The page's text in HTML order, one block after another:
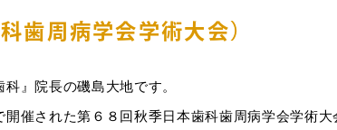
歯周病学会学術大会）
』院長の磯島大地です。
催された第６８回秋季日本歯科歯周病学会学術